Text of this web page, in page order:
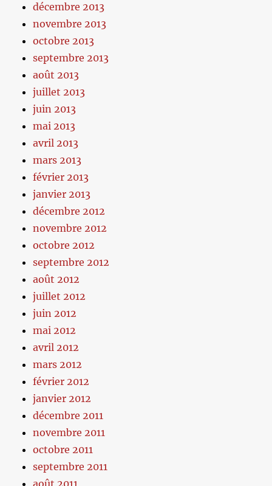
décembre 2013
novembre 2013
octobre 2013
septembre 2013
août 2013
juillet 2013
juin 2013
mai 2013
avril 2013
mars 2013
février 2013
janvier 2013
décembre 2012
novembre 2012
octobre 2012
septembre 2012
août 2012
juillet 2012
juin 2012
mai 2012
avril 2012
mars 2012
février 2012
janvier 2012
décembre 2011
novembre 2011
octobre 2011
septembre 2011